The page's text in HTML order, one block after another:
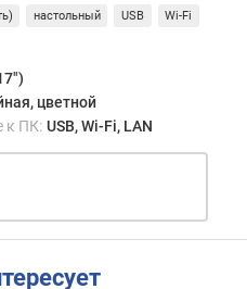
настольный USB Wi-Fi
цветной
к ПК: USB, Wi-Fi, LAN